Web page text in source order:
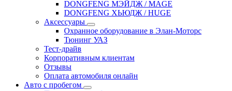
DONGFENG МЭЙДЖ / MAGE
DONGFENG ХЬЮДЖ / HUGE
Аксессуары
Охранное оборудование в Элан-Моторс
Тюнинг УАЗ
Тест-драйв
Корпоративным клиентам
Отзывы
Оплата автомобиля онлайн
Авто с пробегом